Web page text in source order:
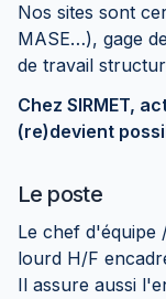
Nos sites sont
MASE…), gage
de travail
Chez SIRMET,
(re)devient
Le poste
Le chef d'équipe
lourd H/F
Il assure aussi